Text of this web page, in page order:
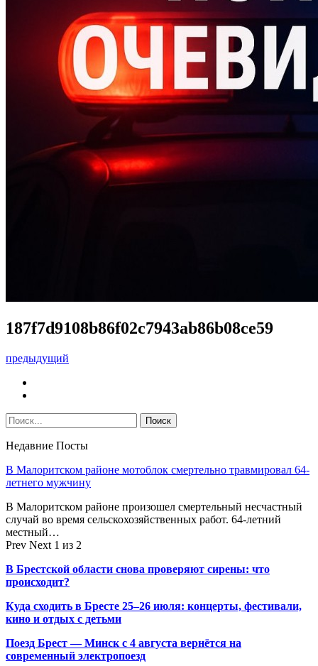
187f7d9108b86f02c7943ab86b08ce59
предыдущий
Недавние Посты
В Малоритском районе мотоблок смертельно травмировал 64-
летнего мужчину
В Малоритском районе произошел смертельный несчастный
случай во время сельскохозяйственных работ. 64-летний
местный…
Prev Next 1 из 2
В Брестской области снова проверяют сирены: что
происходит?
Куда сходить в Бресте 25–26 июля: концерты, фестивали,
кино и отдых с детьми
Поезд Брест — Минск с 4 августа вернётся на
современный электропоезд